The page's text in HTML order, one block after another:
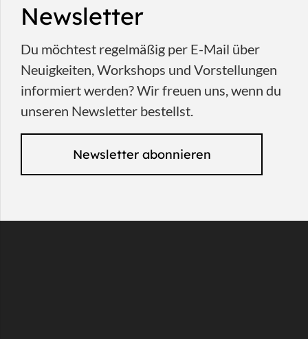
Newsletter
Du möchtest regelmäßig per E-Mail über
Neuigkeiten, Workshops und Vorstellungen
informiert werden? Wir freuen uns, wenn du
unseren Newsletter bestellst.
Newsletter abonnieren